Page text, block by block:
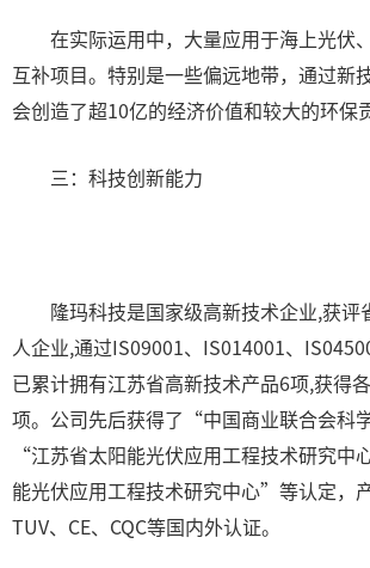
在实际运用中，大量应用于海上光伏
互补项目。特别是一些偏远地带，通过新
会创造了超10亿的经济价值和较大的环保
三：科技创新能力
隆玛科技是国家级高新技术企业,获评
人企业,通过IS09001、IS014001、
已累计拥有江苏省高新技术产品6项,获得
项。公司先后获得了“中国商业联合会科
“江苏省太阳能光伏应用工程技术研究
能光伏应用工程技术研究中心”等认定，
TUV、CE、CQC等国内外认证。